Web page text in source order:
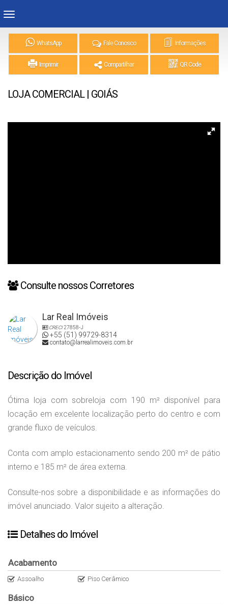
WhatsApp Fale Conosco Informações
Imprimir Compartilhar QR Code
LOJA COMERCIAL | GOIÁS
Consulte nossos Corretores
Lar Real Imóveis
CRECI27858-J
+55 (51) 99729-8314
contato@larrealimoveis.com.br
Descrição do Imóvel
Ótima loja com sobreloja com 190 m² disponível para
locação em excelente localização perto do centro e com
grande fluxo de veículos.
Conta com amplo estacionamento sendo 200 m² de pátio
interno e 185 m² de área externa.
Consulte-nos sobre a disponibilidade e as informações do
imóvel anunciado. Valor sujeito a alteração.
Detalhes do Imóvel
Acabamento
Assoalho Piso Cerâmico
Básico